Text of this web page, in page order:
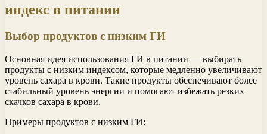
индекс в питании
Выбор продуктов с низким ГИ
Основная идея использования ГИ в питании — выбирать
продукты с низким индексом, которые медленно увеличивают
уровень сахара в крови. Такие продукты обеспечивают более
стабильный уровень энергии и помогают избежать резких
скачков сахара в крови.
Примеры продуктов с низким ГИ: